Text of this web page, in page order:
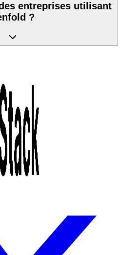
entreprises utilisant
?